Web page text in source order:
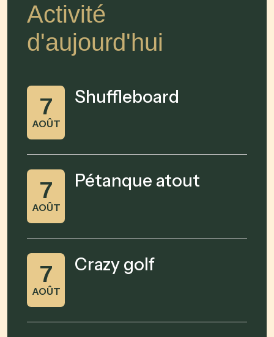
Activité
d'aujourd'hui
7
AOÛT
Shuffleboard
7
AOÛT
Pétanque atout
7
AOÛT
Crazy golf